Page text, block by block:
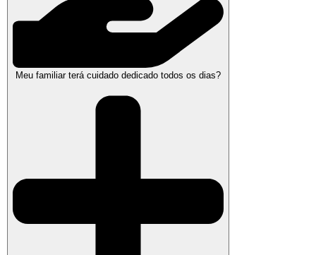
Meu familiar terá cuidado dedicado todos os dias?